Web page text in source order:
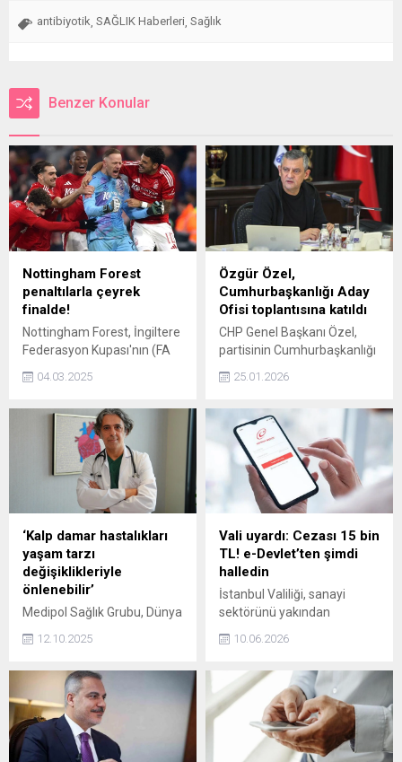
antibiyotik, SAĞLIK Haberleri, Sağlık
Benzer Konular
Nottingham Forest
penaltılarla çeyrek
finalde!
Nottingham Forest, İngiltere
Federasyon Kupası'nın (FA
Ipswich Town'u penaltılar
çeyrek finale yükseldi.
04.03.2025
Özgür Özel,
Cumhurbaşkanlığı Aday
Ofisi toplantısına katıldı
CHP Genel Başkanı Özel,
partisinin Cumhurbaşkanlığı
Kurulu toplantısına katıldı.
25.01.2026
‘Kalp damar hastalıkları
yaşam tarzı
değişiklikleriyle
önlenebilir’
Medipol Sağlık Grubu, Dünya
Kalp Günü'nde ‘Kalbin İçin
Adım At’ temalı bir yürüyüş
Uzmanı Prof. Dr. Ertuğrul
Okuyan yaptığı açıklamada
“Kalp damar hastalıkları
hem dünyada hem de
Türkiye’de ölümlerin en
12.10.2025
Vali uyardı: Cezası 15 bin
TL! e-Devlet’ten şimdi
halledin
İstanbul Valiliği, sanayi
sektörünü yakından
ilgilendirecek önemli bir
uyarı gerçekleştirdi. Valiliğe
Teknoloji Müdürlüğü, Yıllık
İşletme Cetveli bildiriminde
bulunmayan işletmelerin
idari para cezasıyla karşı
karşıya kalacağını duyurdu.
10.06.2026